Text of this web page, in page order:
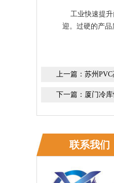
工业快速提升
迎。过硬的产品
上一篇： 苏州
下一篇： 厦门冷
联系我们